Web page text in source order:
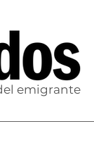
emigrante